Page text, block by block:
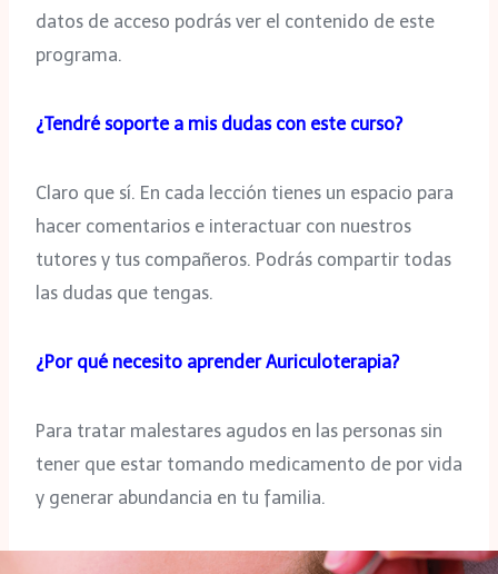
datos de acceso podrás ver el contenido de este
programa.
¿Tendré soporte a mis dudas con este curso?
Claro que sí. En cada lección tienes un espacio para
hacer comentarios e interactuar con nuestros
tutores y tus compañeros. Podrás compartir todas
las dudas que tengas.
¿Por qué necesito aprender Auriculoterapia?
Para tratar malestares agudos en las personas sin
tener que estar tomando medicamento de por vida
y generar abundancia en tu familia.